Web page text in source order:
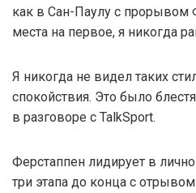
как в Сан-Паулу с прорывом
места на первое, я никогда
Я никогда не видел таких
спокойствия. Это было
в разговоре с TalkSport.
Ферстаппен лидирует в
три этапа до конца с